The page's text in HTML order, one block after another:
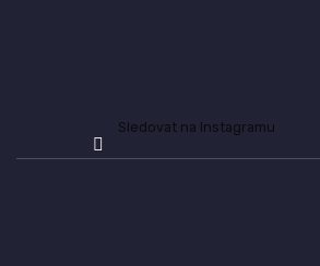
Sledovat na Instagramu